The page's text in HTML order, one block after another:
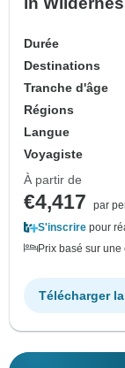
Durée
Destinations
Tranche d'âge
Régions
Langue
Voyagiste
À partir de
€4,417
par
S'inscrire pour
Prix basé sur
Télécharger